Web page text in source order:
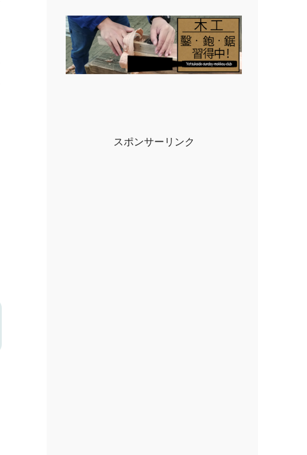
スポンサーリンク